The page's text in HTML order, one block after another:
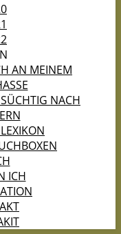
AN MEINEM
NACH
ICH